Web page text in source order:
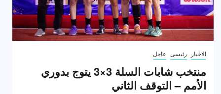
الاخبار رئيسى عاجل
منتخب شابات السلة 3×3 يتوج بدوري
الأمم – التوقف الثاني